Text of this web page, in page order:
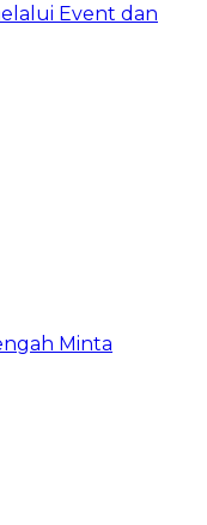
Event dan
Minta